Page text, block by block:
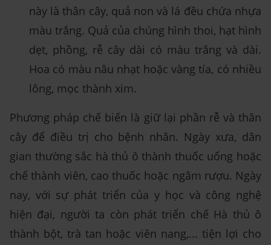
này là thân cây, quả non và lá đều chứa nhựa
màu trắng. Quả của chúng hình thoi, hạt hình
dẹt, phồng, rễ cây dài có màu trắng và dài.
Hoa có màu nâu nhạt hoặc vàng tía, có nhiều
lông, mọc thành xim.
Phương pháp chế biến là giữ lại phần rễ và thân
cây để điều trị cho bệnh nhân. Ngày xưa, dân
gian thường sắc hà thủ ô thành thuốc uống hoặc
chế thành viên, cao thuốc hoặc ngâm rượu. Ngày
nay, với sự phát triển của y học và công nghệ
hiện đại, người ta còn phát triển chế Hà thủ ô
thành bột, trà tan hoặc viên nang,... tiện lợi cho